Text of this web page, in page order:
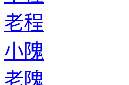
老程
小隗
老隗